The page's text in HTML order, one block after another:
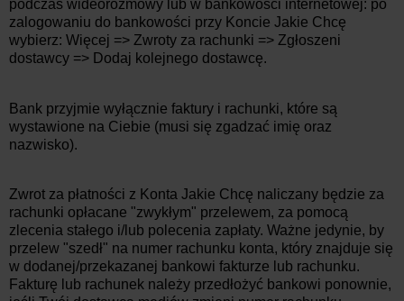
podczas wideorozmowy lub w bankowości internetowej: po
zalogowaniu do bankowości przy Koncie Jakie Chcę
wybierz: Więcej => Zwroty za rachunki => Zgłoszeni
dostawcy => Dodaj kolejnego dostawcę.
Bank przyjmie wyłącznie faktury i rachunki, które są
wystawione na Ciebie (musi się zgadzać imię oraz
nazwisko).
Zwrot za płatności z Konta Jakie Chcę naliczany będzie za
rachunki opłacane "zwykłym" przelewem, za pomocą
zlecenia stałego i/lub polecenia zapłaty. Ważne jedynie, by
przelew "szedł" na numer rachunku konta, który znajduje się
w dodanej/przekazanej bankowi fakturze lub rachunku.
Fakturę lub rachunek należy przedłożyć bankowi ponownie,